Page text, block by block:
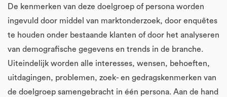
De kenmerken van deze doelgroep of persona worden
ingevuld door middel van marktonderzoek, door enquêtes
te houden onder bestaande klanten of door het analyseren
van demografische gegevens en trends in de branche.
Uiteindelijk worden alle interesses, wensen, behoeften,
uitdagingen, problemen, zoek- en gedragskenmerken van
de doelgroep samengebracht in één persona. Aan de hand